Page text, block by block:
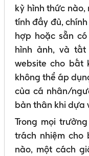
kỳ hình thức nào,
tính đầy đủ,
hợp hoặc sẵn
hình ảnh, và
website cho bất
không thể áp
của cá nhân/
bản thân khi dựa
Trong mọi
trách nhiệm
nào, một cách